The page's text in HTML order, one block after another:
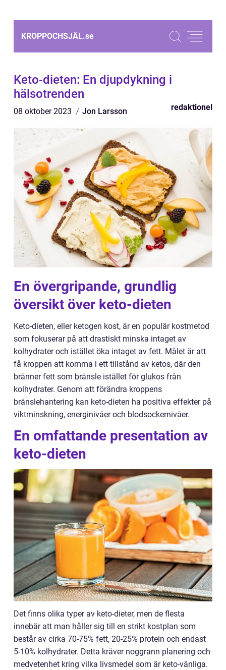
KROPPOCHSJÄL.se
Keto-dieten: En djupdykning i
hälsotrenden
08 oktober 2023 Jon Larsson redaktionel
En övergripande, grundlig
översikt över keto-dieten
Keto-dieten, eller ketogen kost, är en populär kostmetod
som fokuserar på att drastiskt minska intaget av
kolhydrater och istället öka intaget av fett. Målet är att
få kroppen att komma i ett tillstånd av ketos, där den
bränner fett som bränsle istället för glukos från
kolhydrater. Genom att förändra kroppens
bränslehantering kan keto-dieten ha positiva effekter på
viktminskning, energinivåer och blodsockernivåer.
En omfattande presentation av
keto-dieten
Det finns olika typer av keto-dieter, men de flesta
innebär att man håller sig till en strikt kostplan som
består av cirka 70-75% fett, 20-25% protein och endast
5-10% kolhydrater. Detta kräver noggrann planering och
medvetenhet kring vilka livsmedel som är keto-vänliga.